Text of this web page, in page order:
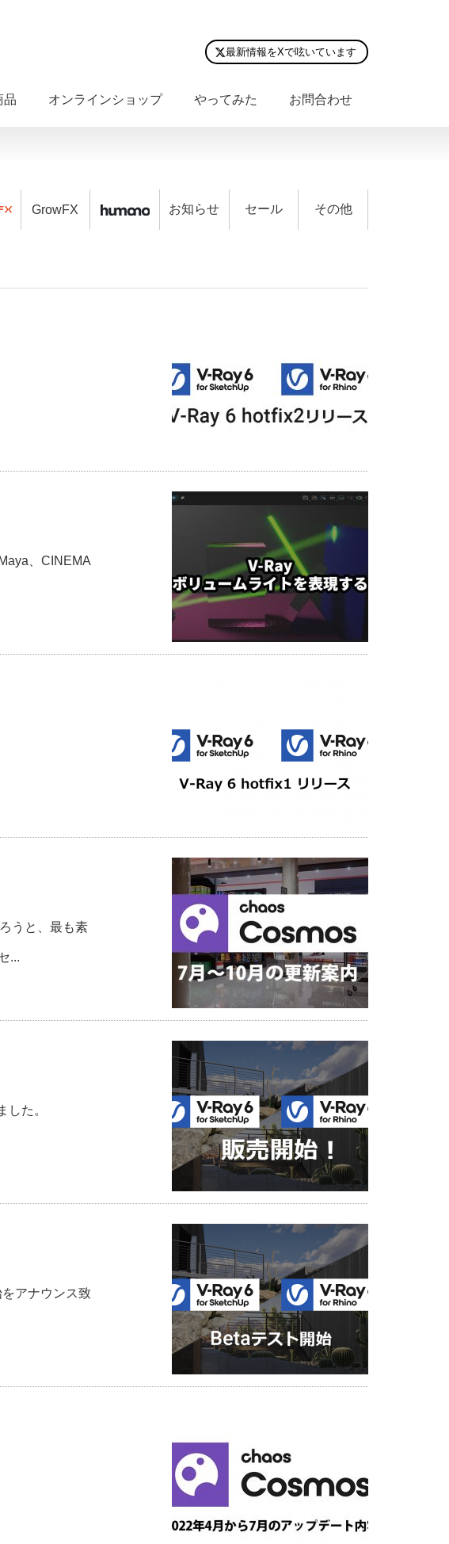
最新情報をXで呟いています
品 オンラインショップ やってみた お問合わせ
GrowFX お知らせ セール その他
、CINEMA
うと、最も素
...
た。
アナウンス致